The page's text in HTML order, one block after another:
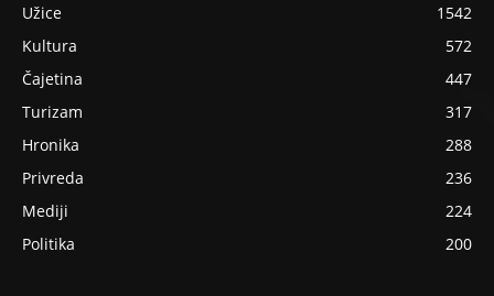
Užice
1542
Kultura
572
Čajetina
447
Turizam
317
Hronika
288
Privreda
236
Mediji
224
Politika
200